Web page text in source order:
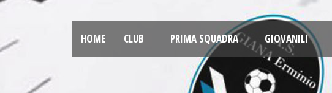
HOME CLUB PRIMA SQUADRA GIOVANILI